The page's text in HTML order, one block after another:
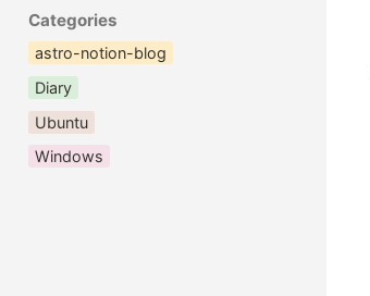
Categories
astro-notion-blog
Diary
Ubuntu
Windows